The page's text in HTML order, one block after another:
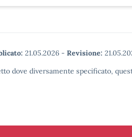
21.05.2026 - Revisione:
dove diversamente specificato,